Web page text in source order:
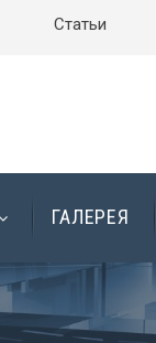
Статьи
ГАЛЕРЕЯ